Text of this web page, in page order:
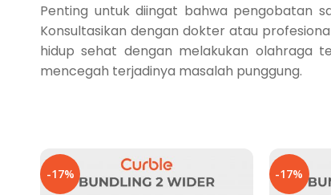
Penting untuk diingat bahwa pengobatan
Konsultasikan dengan dokter atau
hidup sehat dengan melakukan olahraga
mencegah terjadinya masalah punggung.
-17% -17%